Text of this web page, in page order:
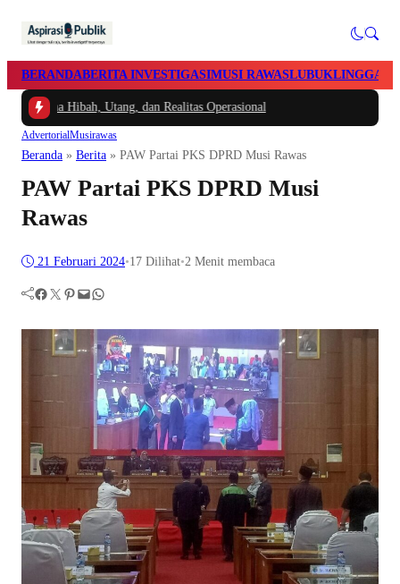
BERANDABERITA INVESTIGASIMUSI RAWASLUBUKLINGGAU
Hibah, Utang, dan Realitas Operasional
AdvertorialMusirawas
Beranda » Berita » PAW Partai PKS DPRD Musi Rawas
PAW Partai PKS DPRD Musi
Rawas
21 Februari 2024•17 Dilihat•2 Menit membaca
Facebook Twitter Pinterest Mail WhatsApp